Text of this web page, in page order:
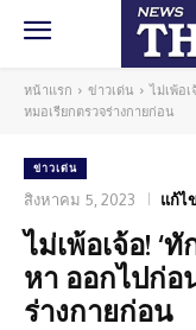
หน้าแรก ข่าวเด่น
ไม่เพ้อ
หมอเรียกตรวจร่างกายก่อน
ข่าวเด่น
สิงหาคม 5, 2023 แก้ไ
ไม่เพ้อเจ้อ! ‘
หา ออกไปก่อ
ร่างกายก่อน